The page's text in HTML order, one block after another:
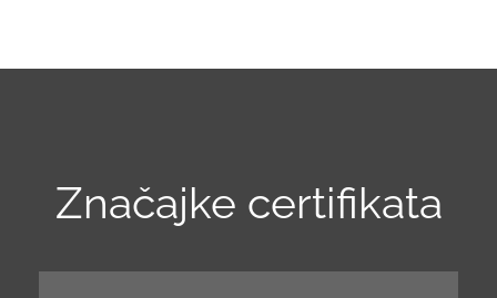
Značajke certifikata